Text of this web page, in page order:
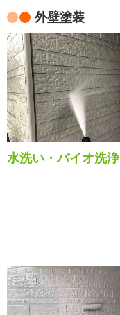
外壁塗装
水洗い・バイオ洗浄